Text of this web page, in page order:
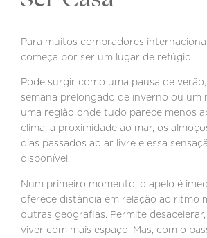
Para muitos compradores
começa por ser um lugar de refúgio.
Pode surgir como uma pausa de
semana prelongado de inverno ou um
uma região onde tudo parece menos
clima, a proximidade ao mar, os
dias passados ao ar livre e essa
disponível.
Num primeiro momento, o apelo é
oferece distância em relação ao ritmo
outras geografias. Permite
viver com mais espaço. Mas, com o